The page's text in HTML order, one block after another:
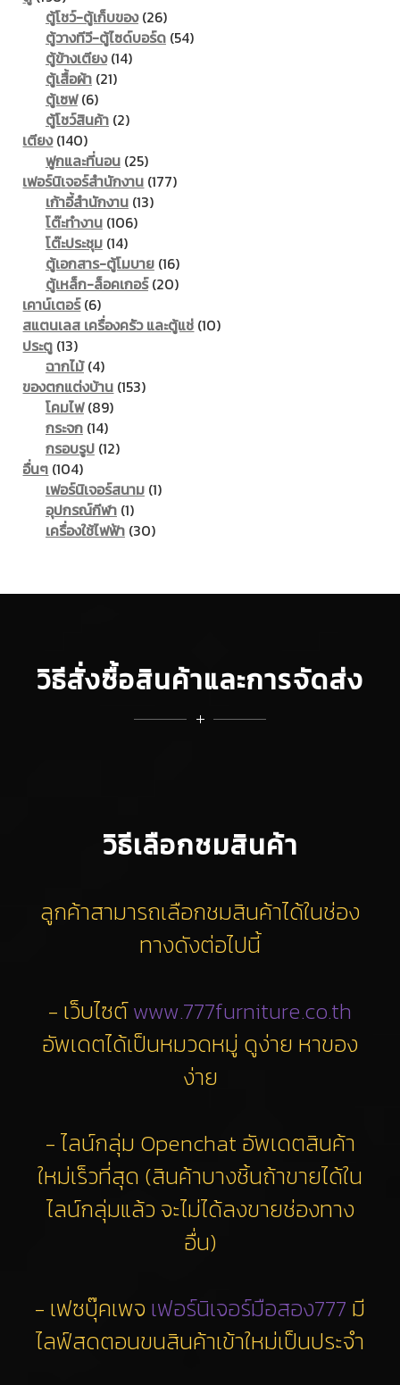
products
ตู้โชว์-ตู้เก็บของ 2626
products
ตู้วางทีวี-ตู้ไซด์บอร์ด 5454
ตู้ข้างเตียง 1414
ตู้เสื้อผ้า 2121
ตู้เซฟ 66
products
ตู้โชว์สินค้า 22
เตียง 140140
products
ฟูกและที่นอน 2525
products
เฟอร์นิเจอร์สำนักงาน 177177
เก้าอี้สำนักงาน 1313
โต๊ะทำงาน 106106
โต๊ะประชุม 1414
products
ตู้เอกสาร-ตู้โมบาย 1616
products
ตู้เหล็ก-ล็อคเกอร์ 2020
เคาน์เตอร์ 66
products
สแตนเลส เครื่องครัว และตู้แช่ 1010
ประตู 1313
products
ฉากไม้ 44
products
ของตกแต่งบ้าน 153153
โคมไฟ 8989
products
กระจก 1414
products
กรอบรูป 1212
อื่นๆ 104104
products
เฟอร์นิเจอร์สนาม 11
อุปกรณ์กีฬา 11
product
เครื่องใช้ไฟฟ้า 3030
วิธีสั่งซื้อสินค้าและการจัดส่ง
วิธีเลือกชมสินค้า
ลูกค้าสามารถเลือกชมสินค้าได้ในช่อง
ทางดังต่อไปนี้
- เว็บไซต์www.777furniture.co.th
อัพเดตได้เป็นหมวดหมู่ ดูง่าย หาของ
ง่าย
- ไลน์กลุ่ม Openchat อัพเดตสินค้า
ใหม่เร็วที่สุด (สินค้าบางชิ้นถ้าขายได้ใน
ไลน์กลุ่มแล้ว จะไม่ได้ลงขายช่องทาง
อื่น)
- เฟซบุ๊คเพจ เฟอร์นิเจอร์มือสอง777 มี
ไลฟ์สดตอนขนสินค้าเข้าใหม่เป็นประจำ